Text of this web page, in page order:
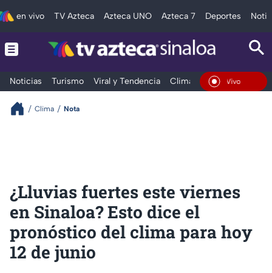
en vivo TV Azteca Azteca UNO Azteca 7 Deportes
Noticias Turismo Viral y Tendencia Clima Deportes
En Vivo
Clima Nota
¿Lluvias fuertes este viernes
en Sinaloa? Esto dice el
pronóstico del clima para hoy
12 de junio